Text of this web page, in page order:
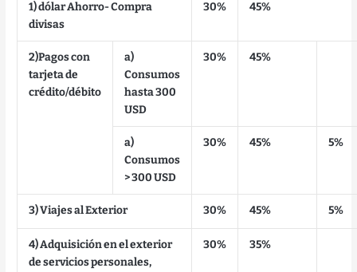
1) dólar Ahorro- Compra
divisas
30% 45%
2)Pagos con
tarjeta de
crédito/débito
a)
Consumos
hasta 300
USD
30% 45%
a)
Consumos
> 300 USD
30% 45% 5%
3) Viajes al Exterior 30% 45% 5%
4) Adquisición en el exterior
de servicios personales,
30% 35%